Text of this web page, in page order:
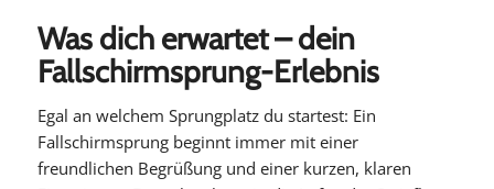
Was dich erwartet – dein
Fallschirmsprung-Erlebnis
Egal an welchem Sprungplatz du startest: Ein
Fallschirmsprung beginnt immer mit einer
freundlichen Begrüßung und einer kurzen, klaren